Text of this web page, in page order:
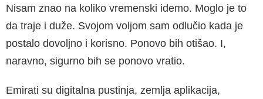
Nisam znao na koliko vremenski idemo. Moglo je to
da traje i duže. Svojom vo­ljom sam odlučio kada je
postalo dovoljno i ko­risno. Ponovo bih otišao. I,
naravno, sigurno bih se ponovo vratio.
Emirati su digitalna pustinja, zemlja aplikacija,